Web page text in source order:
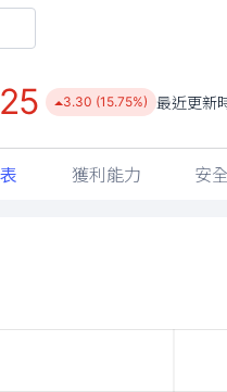
3.30 (15.75%) 最近更新
獲利能力 安